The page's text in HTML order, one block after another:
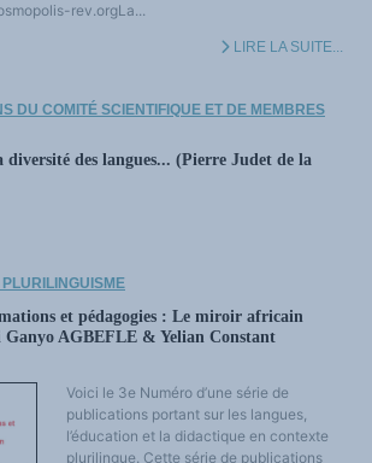
rev.orgLa...
LIRE LA SUITE...
DU COMITÉ SCIENTIFIQUE ET DE MEMBRES
diversité des langues... (Pierre Judet de la
et pédagogies : Le miroir africain
AGBEFLE & Yelian Constant
Voici le 3e Numéro d’une série de
publications portant sur les langues,
l’éducation et la didactique en contexte
plurilingue. Cette série de publications